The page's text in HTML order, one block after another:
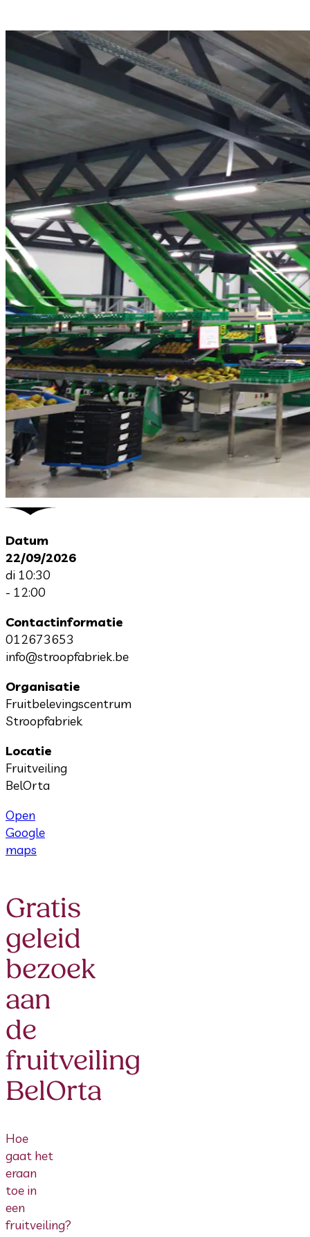
Datum
22/09/2026
di 10:30
- 12:00
Contactinformatie
012673653
info@stroopfabriek.be
Organisatie
Fruitbelevingscentrum
Stroopfabriek
Locatie
Fruitveiling
BelOrta
Open
Google
maps
Gratis
geleid
bezoek
aan
de
fruitveiling
BelOrta
Hoe
gaat het
eraan
toe in
een
fruitveiling?